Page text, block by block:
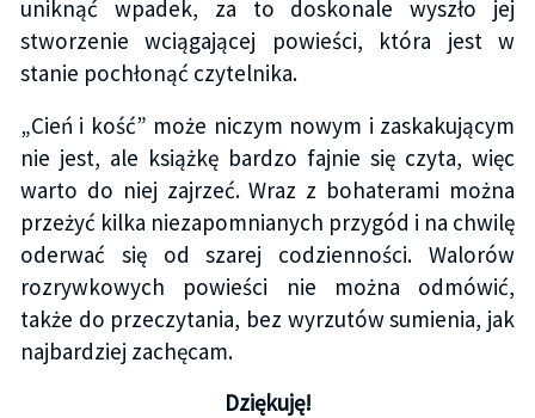
uniknąć wpadek, za to doskonale wyszło jej
stworzenie wciągającej powieści, która jest w
stanie pochłonąć czytelnika.
„Cień i kość” może niczym nowym i zaskakującym
nie jest, ale książkę bardzo fajnie się czyta, więc
warto do niej zajrzeć. Wraz z bohaterami można
przeżyć kilka niezapomnianych przygód i na chwilę
oderwać się od szarej codzienności. Walorów
rozrywkowych powieści nie można odmówić,
także do przeczytania, bez wyrzutów sumienia, jak
najbardziej zachęcam.
Dziękuję!